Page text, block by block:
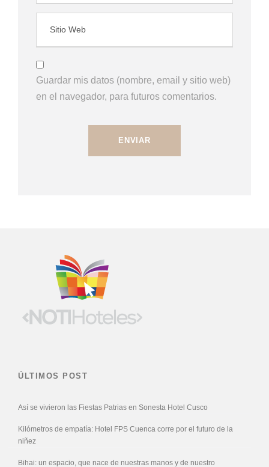
Guardar mis datos (nombre, email y sitio web)
en el navegador, para futuros comentarios.
ÚLTIMOS POST
Así se vivieron las Fiestas Patrias en Sonesta Hotel Cusco
Kilómetros de empatía: Hotel FPS Cuenca corre por el futuro de la
niñez
Bihai: un espacio, que nace de nuestras manos y de nuestro